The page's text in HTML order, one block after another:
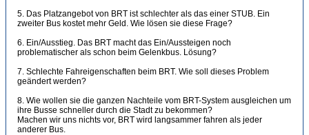
5. Das Platzangebot von BRT ist schlechter als das einer STUB. Ein
zweiter Bus kostet mehr Geld. Wie lösen sie diese Frage?
6. Ein/Ausstieg. Das BRT macht das Ein/Aussteigen noch
problematischer als schon beim Gelenkbus. Lösung?
7. Schlechte Fahreigenschaften beim BRT. Wie soll dieses Problem
geändert werden?
8. Wie wollen sie die ganzen Nachteile vom BRT-System ausgleichen um
ihre Busse schneller durch die Stadt zu bekommen?
Machen wir uns nichts vor, BRT wird langsammer fahren als jeder
anderer Bus.